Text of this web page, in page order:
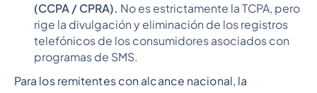
(CCPA / CPRA). No es estrictamente la TCPA, pero
rige la divulgación y eliminación de los registros
telefónicos de los consumidores asociados con
programas de SMS.
Para los remitentes con alcance nacional, la